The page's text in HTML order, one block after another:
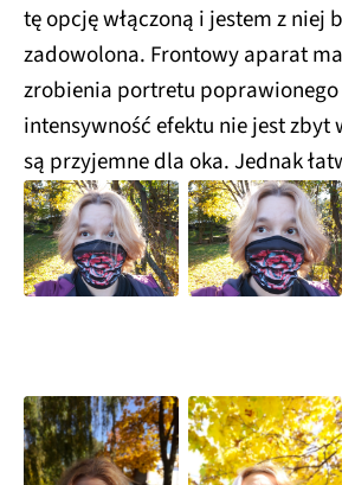
tę opcję włączoną i jestem z niej
zadowolona. Frontowy aparat
zrobienia portretu poprawionego
intensywność efektu nie jest zbyt
są przyjemne dla oka. Jednak